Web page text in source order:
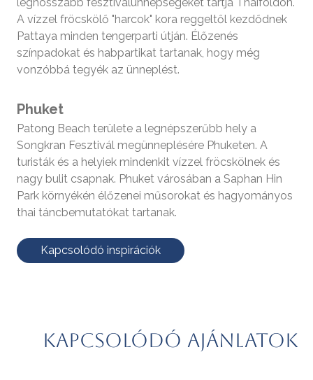
A vízzel fröcskölő "harcok" kora reggeltől kezdődnek
Pattaya minden tengerparti útján. Élőzenés
színpadokat és habpartikat tartanak, hogy még
vonzóbbá tegyék az ünneplést.
Phuket
Patong Beach területe a legnépszerűbb hely a
Songkran Fesztivál megünneplésére Phuketen. A
turisták és a helyiek mindenkit vízzel fröcskölnek és
nagy bulit csapnak. Phuket városában a Saphan Hin
Park környékén élőzenei műsorokat és hagyományos
thai táncbemutatókat tartanak.
Kapcsolódó inspirációk
Kapcsolódó ajánlatok